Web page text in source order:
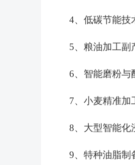
4、低碳节能技
5、粮油加工副
6、智能磨粉与
7、小麦精准加
8、大型智能化
9、特种油脂制